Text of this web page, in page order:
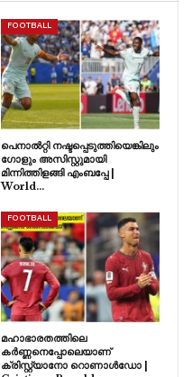
FOOTBALL
പെനാൽറ്റി നഷ്ടപ്പെടുത്തിയെങ്കിലും
ഗോളും അസിസ്റ്റുമായി
മിന്നിത്തിളങ്ങി എംബപ്പേ |
World…
FOOTBALL
മഹാഭാരതത്തിലെ
കർണ്ണനെപ്പോലെയാണ്
ക്രിസ്റ്റ്യാനോ റൊണാൾഡോ |